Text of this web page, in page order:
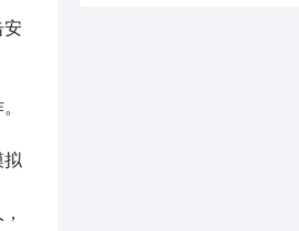
安
拟